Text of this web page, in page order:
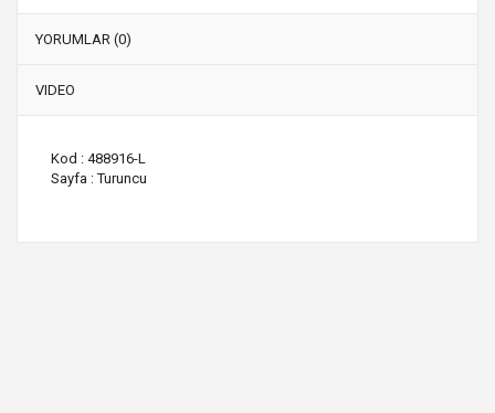
YORUMLAR (0)
VIDEO
Kod : 488916-L
Sayfa : Turuncu